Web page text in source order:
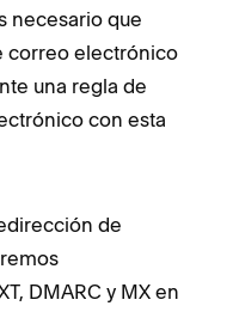
necesario que
correo electrónico
una regla de
con esta
de
DMARC y MX en